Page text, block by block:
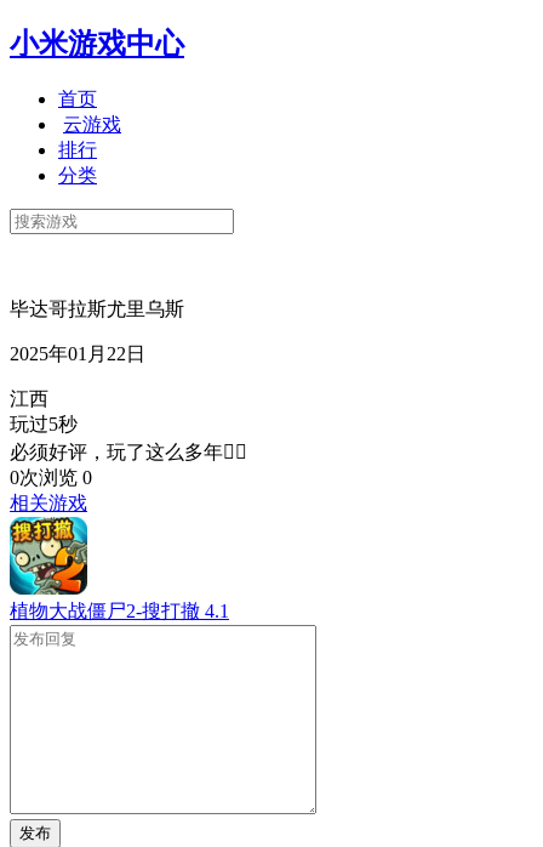
小米游戏中心
首页
云游戏
排行
分类
毕达哥拉斯尤里乌斯
2025年01月22日
江西
玩过5秒
必须好评，玩了这么多年👍🏻
0次浏览 0
相关游戏
植物大战僵尸2-搜打撤 4.1
发布